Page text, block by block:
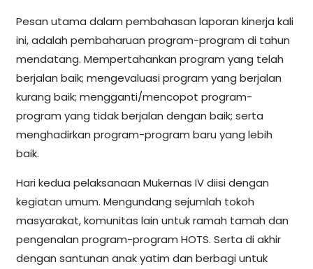
Pesan utama dalam pembahasan laporan kinerja kali
ini, adalah pembaharuan program-program di tahun
mendatang. Mempertahankan program yang telah
berjalan baik; mengevaluasi program yang berjalan
kurang baik; mengganti/mencopot program-
program yang tidak berjalan dengan baik; serta
menghadirkan program-program baru yang lebih
baik.
Hari kedua pelaksanaan Mukernas IV diisi dengan
kegiatan umum. Mengundang sejumlah tokoh
masyarakat, komunitas lain untuk ramah tamah dan
pengenalan program-program HOTS. Serta di akhir
dengan santunan anak yatim dan berbagi untuk